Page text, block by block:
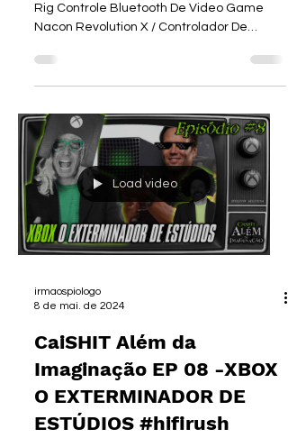
🎮 Nova Era de Controles Xbox: Por que o
Rig Controle Bluetooth De Video Game
Unlim deveria ser o oficial 👀 Enquanto
com o preço e a estética dos controles
padrão que acompanham os consoles,
surgiu um terceiro controlador que está
virando referência entre os fãs de Xbox e
PC : o Revolution X Unlimited da Nacon . E,
sinceramente? Ele deveria ser o controle
oficial . �
Load video
CaiSHIT Além da
Imaginação EP 08 -XBOX
O EXTERMINADOR DE